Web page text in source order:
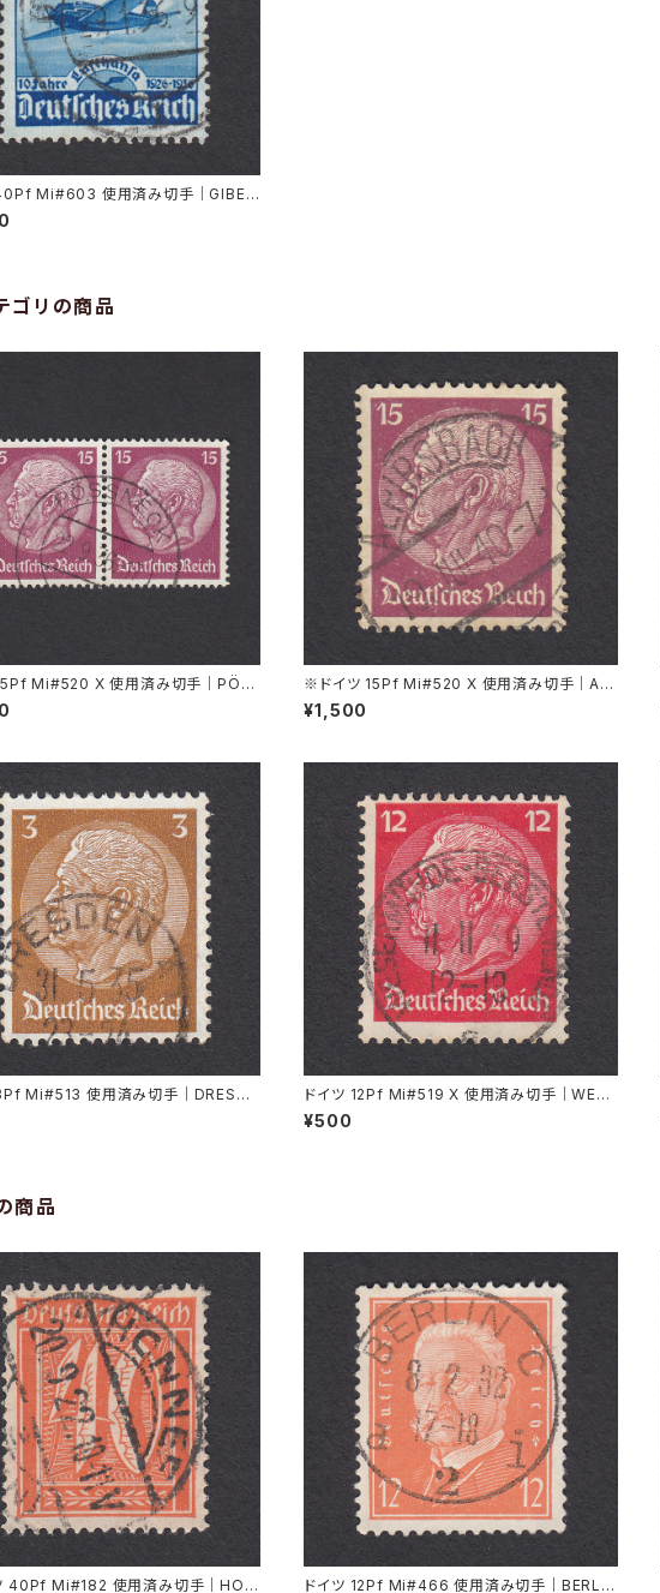
Mi#603 使用済み切手｜GIBER
ゴリの商品
Mi#520 X 使用済み切手｜PÖS
22.9.1936
※ドイツ 15Pf Mi#520 X 使用済み切手｜AL
PIRSBACH 19.JUL.1940
¥1,500
Mi#513 使用済み切手｜DRESDE
ドイツ 12Pf Mi#519 X 使用済み切手｜WESE
RMÜNDE-GEESTEMÜNDE 11.11.1939
¥500
商品
40Pf Mi#182 使用済み切手｜HON ドイツ 12Pf Mi#466 使用済み切手｜BERLIN